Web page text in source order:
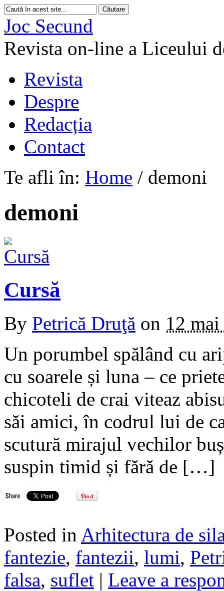
Joc Secund
Revista on-line a Liceului
Revista
Despre
Redacția
Contact
Te afli în: Home / demoni
demoni
Cursă
By Petrică Druţă on 12
Un porumbel spălând cu
cu soarele și luna – ce
chicoteli de crai viteaz
săi amici, în codrul lui de
scutură mirajul vechilor
suspin timid și fără de […]
Posted in Arhitectura de
fantezie, fantezii, lumi,
falsa, suflet | Leave a